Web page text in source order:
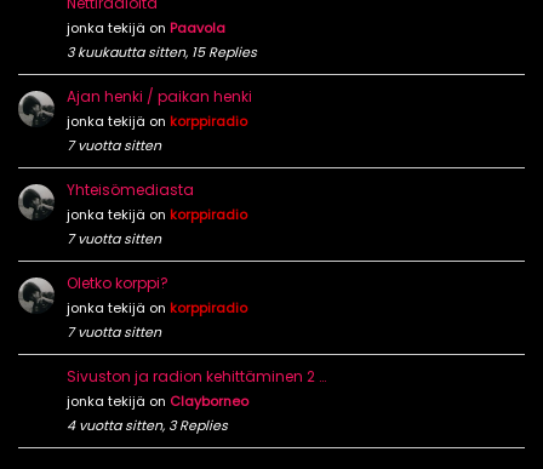
jonka tekijä on Paavola
3 kuukautta sitten, 15 Replies
Ajan henki / paikan henki
jonka tekijä on korppiradio
7 vuotta sitten
Yhteisömediasta
jonka tekijä on korppiradio
7 vuotta sitten
Oletko korppi?
jonka tekijä on korppiradio
7 vuotta sitten
Sivuston ja radion kehittäminen 2 …
jonka tekijä on Clayborneo
4 vuotta sitten, 3 Replies